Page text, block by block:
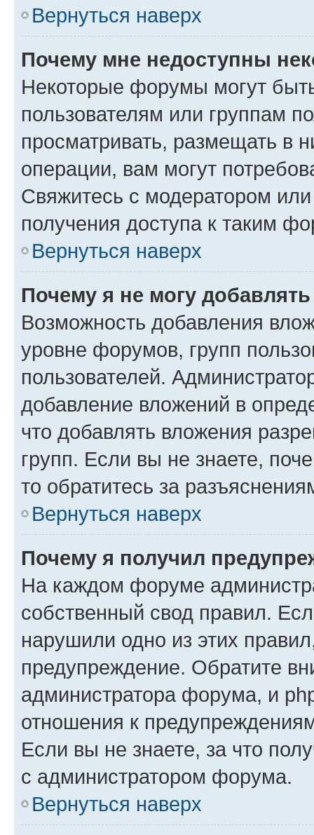
Вернуться наверх
Почему мне недоступны
Некоторые форумы могут
пользователям или группам
просматривать, размещать в
операции, вам могут
Свяжитесь с модератором
получения доступа к таким
Вернуться наверх
Почему я не могу
Возможность добавления
уровне форумов, групп
пользователей.
добавление вложений в
что добавлять вложения
групп. Если вы не знаете,
то обратитесь за
Вернуться наверх
Почему я получил
На каждом форуме
собственный свод правил.
нарушили одно из этих
предупреждение. Обратите
администратора форума, и
отношения к
Если вы не знаете, за что
с администратором форума.
Вернуться наверх